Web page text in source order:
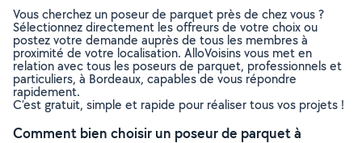
Vous cherchez un poseur de parquet près de chez vous ?
Sélectionnez directement les offreurs de votre choix ou
postez votre demande auprès de tous les membres à
proximité de votre localisation. AlloVoisins vous met en
relation avec tous les poseurs de parquet, professionnels et
particuliers, à Bordeaux, capables de vous répondre
rapidement.
C’est gratuit, simple et rapide pour réaliser tous vos projets !
Comment bien choisir un poseur de parquet à